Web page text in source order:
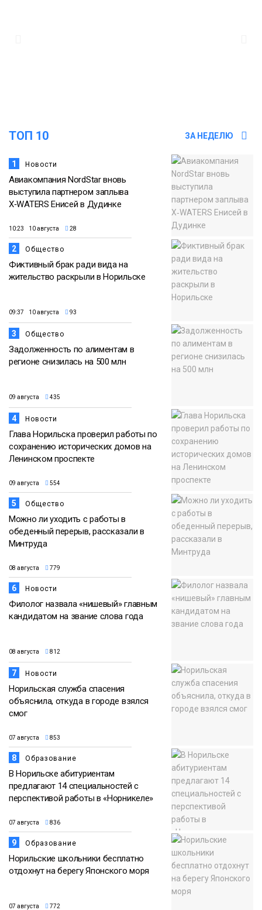
Новости
ТОП 10 ЗА НЕДЕЛЮ
1 Новости
Авиакомпания NordStar вновь
выступила партнером заплыва
X‑WATERS Енисей в Дудинке
10:23 10 августа 28
2 Общество
Фиктивный брак ради вида на
жительство раскрыли в Норильске
09:37 10 августа 93
3 Общество
Задолженность по алиментам в
регионе снизилась на 500 млн
09 августа 435
4 Новости
Глава Норильска проверил работы по
сохранению исторических домов на
Ленинском проспекте
09 августа 554
5 Общество
Можно ли уходить с работы в
обеденный перерыв, рассказали в
Минтруда
08 августа 779
6 Новости
Филолог назвала «нишевый» главным
кандидатом на звание слова года
08 августа 812
7 Новости
Норильская служба спасения
объяснила, откуда в городе взялся
смог
07 августа 853
8 Образование
В Норильске абитуриентам
предлагают 14 специальностей с
перспективой работы в «Норникеле»
07 августа 836
9 Образование
Норильские школьники бесплатно
отдохнут на берегу Японского моря
07 августа 772